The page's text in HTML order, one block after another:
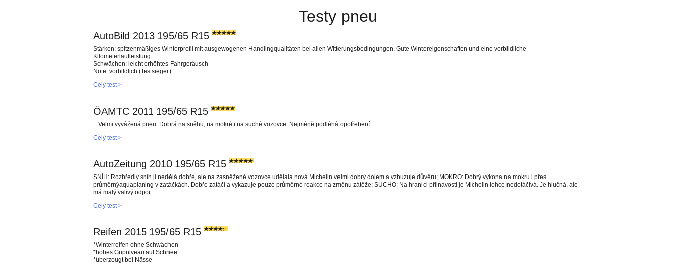
Testy pneu
AutoBild 2013 195/65 R15
Stärken: spitzenmäßiges Winterprofil mit ausgewogenen Handlingqualitäten bei allen Witterungsbedingungen. Gute Wintereigenschaften und eine vorbildliche
Kilometerlaufleistung
Schwächen: leicht erhöhtes Fahrgeräusch
Note: vorbildlich (Testsieger).
Celý test >
ÖAMTC 2011 195/65 R15
+ Velmi vyvážená pneu. Dobrá na sněhu, na mokré i na suché vozovce. Nejméně podléhá opotřebení.
Celý test >
AutoZeitung 2010 195/65 R15
SNÍH: Rozbředlý sníh jí nedělá dobře, ale na zasněžené vozovce udělala nová Michelin velmi dobrý dojem a vzbuzuje důvěru; MOKRO: Dobrý výkona na mokru i přes
průměrnýaquaplaning v zatáčkách. Dobře zatáčí a vykazuje pouze průměrné reakce na změnu zátěže; SUCHO: Na hranici přilnavosti je Michelin lehce nedotáčivá. Je hlučná, ale
má malý valivý odpor.
Celý test >
Reifen 2015 195/65 R15
*Winterreifen ohne Schwächen
*hohes Gripniveau auf Schnee
*überzeugt bei Nässe